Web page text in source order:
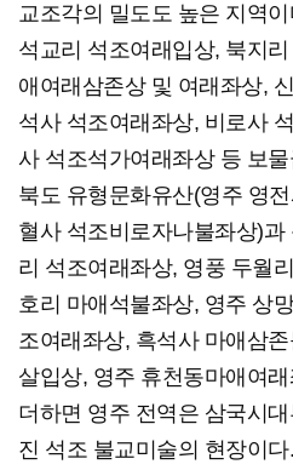
교조각의 밀도도 높은 지역
석교리 석조여래입상, 북지
애여래삼존상 및 여래좌상,
석사 석조여래좌상, 비로사
사 석조석가여래좌상 등 보
북도 유형문화유산(영주 영
혈사 석조비로자나불좌상)과
리 석조여래좌상, 영풍 두월
호리 마애석불좌상, 영주 상
조여래좌상, 흑석사 마애삼
살입상, 영주 휴천동마애여
더하면 영주 전역은 삼국시
진 석조 불교미술의 현장이다.